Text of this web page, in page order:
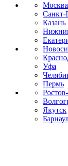
Санкт-
Казань
Уфа
Пермь
Якутск